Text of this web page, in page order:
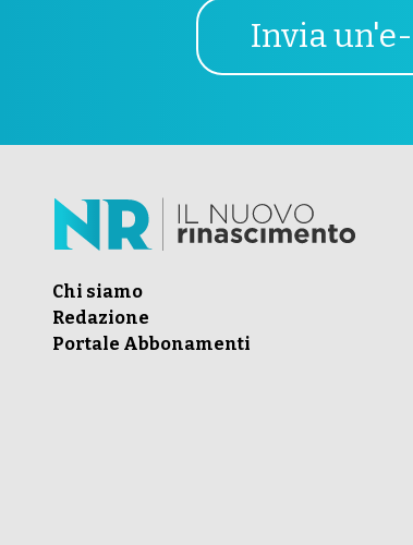
Invia
Chi siamo
Redazione
Portale Abbonamenti